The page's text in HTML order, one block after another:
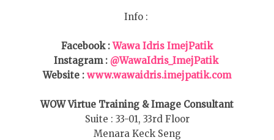
Info :
Facebook :Wawa Idris ImejPatik
Instagram : @WawaIdris_ImejPatik
Website : www.wawaidris.imejpatik.com
WOW Virtue Training & Image Consultant
Suite : 33-01, 33rd Floor
Menara Keck Seng